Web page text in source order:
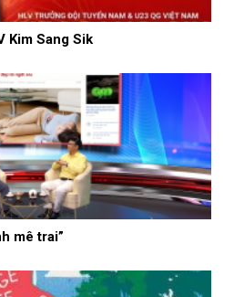
Kim Sang Sik
mê trai”